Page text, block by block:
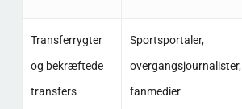
Transferrygter
og bekræftede
transfers
Sportsportaler,
overgangsjournalister,
fanmedier